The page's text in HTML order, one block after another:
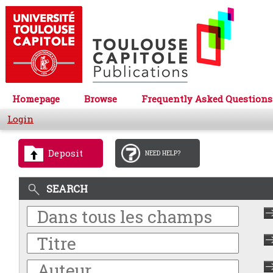
Homepage Browse
Frequently Asked Questions
Login
Deposit NEED HELP?
SEARCH